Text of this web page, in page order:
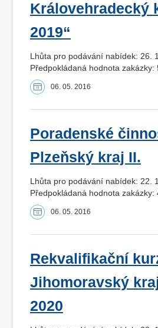
Královehradecký
2019“
Lhůta pro podávání nabídek: 26.
Předpokládaná hodnota zakázky:
06. 05. 2016
Poradenské
Plzeňský kraj II.
Lhůta pro podávání nabídek: 22.
Předpokládaná hodnota zakázky:
06. 05. 2016
Rekvalifikační
Jihomoravský
2020